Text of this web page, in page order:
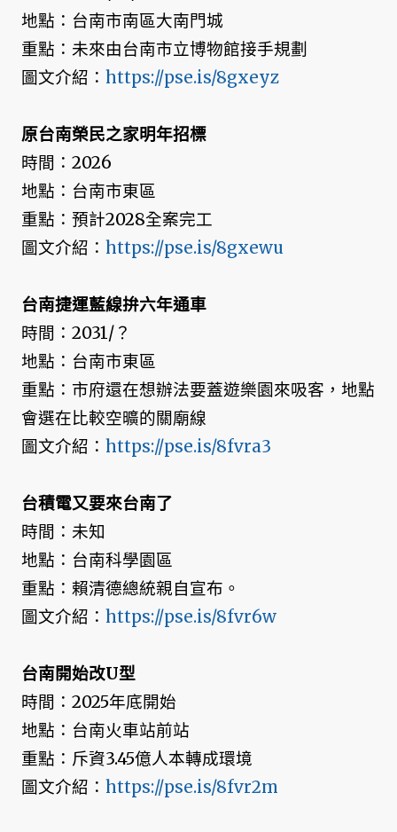
地點：台南市南區大南門城
重點：未來由台南市立博物館接手規劃
圖文介紹： https://pse.is/8gxeyz
原台南榮民之家明年招標
時間：2026
地點：台南市東區
重點：預計2028全案完工
圖文介紹： https://pse.is/8gxewu
台南捷運藍線拚六年通車
時間：2031/？
地點：台南市東區
重點：市府還在想辦法要蓋遊樂園來吸客，地點
會選在比較空曠的關廟線
圖文介紹： https://pse.is/8fvra3
台積電又要來台南了
時間：未知
地點：台南科學園區
重點：賴清德總統親自宣布。
圖文介紹： https://pse.is/8fvr6w
台南開始改U型
時間：2025年底開始
地點：台南火車站前站
重點：斥資3.45億人本轉成環境
圖文介紹： https://pse.is/8fvr2m